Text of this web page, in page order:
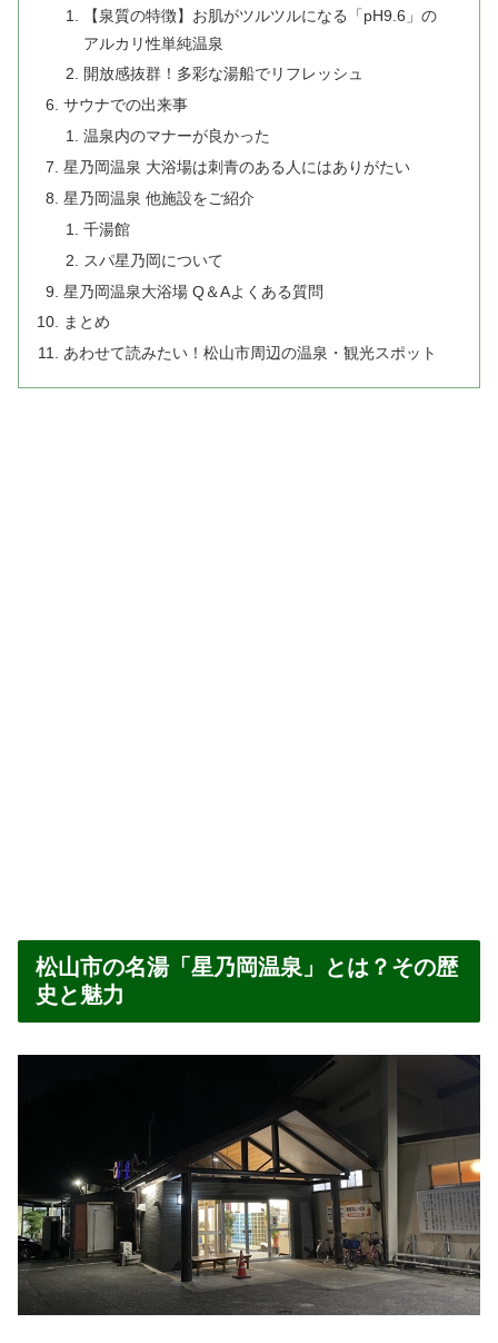
【泉質の特徴】お肌がツルツルになる「pH9.6」の
アルカリ性単純温泉
開放感抜群！多彩な湯船でリフレッシュ
サウナでの出来事
温泉内のマナーが良かった
星乃岡温泉 大浴場は刺青のある人にはありがたい
星乃岡温泉 他施設をご紹介
千湯館
スパ星乃岡について
星乃岡温泉大浴場 Q＆Aよくある質問
まとめ
あわせて読みたい！松山市周辺の温泉・観光スポット
松山市の名湯「星乃岡温泉」とは？その歴
史と魅力